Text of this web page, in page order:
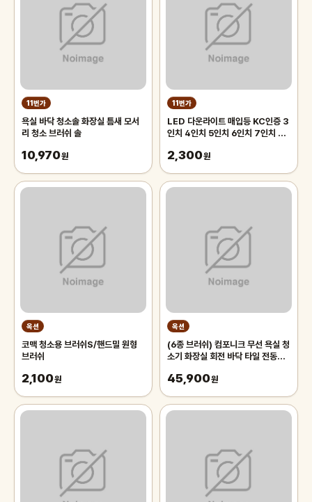
11번가
욕실 바닥 청소솔 화장실 틈새 모서
리 청소 브러쉬 솔
10,970원
11번가
LED 다운라이트 매입등 KC인증 3
인치 4인치 5인치 6인치 7인치 8
2,300원
옥션
코맥 청소용 브러쉬S/핸드밀 원형
브러쉬
2,100원
옥션
(6종 브러쉬) 컴포니크 무선 욕실 청
소기 화장실 회전 바닥 타일 전동솔
45,900원